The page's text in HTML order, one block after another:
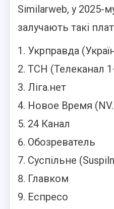
Similarweb, у 2025-
залучають такі
Укрправда
ТСН (Телеканал
Ліга.нет
Новое Время
24 Канал
Обозреватель
Суспільне
Главком
Еспресо